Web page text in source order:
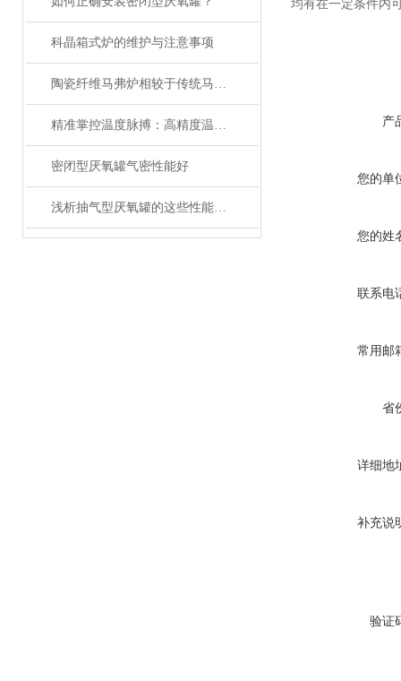
科晶箱式炉的维护与注意事项
陶瓷纤维马弗炉相较于传统马弗炉有哪些提升？
精准掌控温度脉搏：高精度温控仪表补偿温度设置全攻略
密闭型厌氧罐气密性能好
浅析抽气型厌氧罐的这些性能特征
均有在一定条件内
产
您的单
您的姓
联系电
常用邮
省
详细地
补充说
验证